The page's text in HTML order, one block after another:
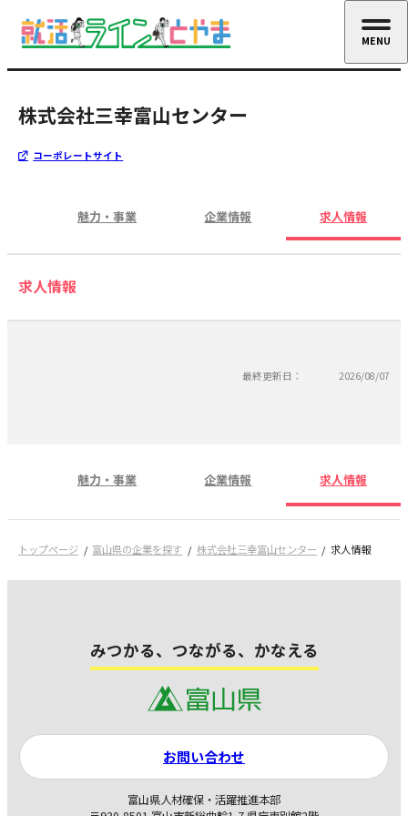
株式会社三幸富山センター
コーポレートサイト
魅力・事業 企業情報 求人情報
求人情報
最終更新日： 2026/08/07
魅力・事業 企業情報 求人情報
トップページ 富山県の企業を探す 株式会社三幸富山センター 求人情報
みつかる、つながる、かなえる
富山県人材確保・活躍推進本部
お問い合わせ
MENU